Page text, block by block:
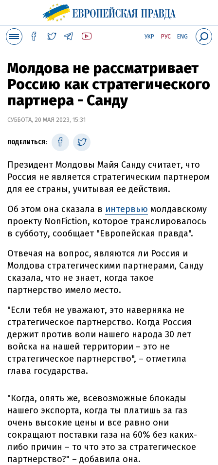
УКР РУС ENG
Молдова не рассматривает
Россию как стратегического
партнера - Санду
СУББОТА, 20 МАЯ 2023, 15:31
ПОДЕЛИТЬСЯ:
Президент Молдовы Майя Санду считает, что
Россия не является стратегическим партнером
для ее страны, учитывая ее действия.
Об этом она сказала в интервью молдавскому
проекту NonFiction, которое транслировалось
в субботу, сообщает "Европейская правда".
Отвечая на вопрос, являются ли Россия и
Молдова стратегическими партнерами, Санду
сказала, что не знает, когда такое
партнерство имело место.
"Если тебя не уважают, это наверняка не
стратегическое партнерство. Когда Россия
держит против воли нашего народа 30 лет
войска на нашей территории – это не
стратегическое партнерство", – отметила
глава государства.
"Когда, опять же, всевозможные блокады
нашего экспорта, когда ты платишь за газ
очень высокие цены и все равно они
сокращают поставки газа на 60% без каких-
либо причин – то что это за стратегическое
партнерство?" – добавила она.